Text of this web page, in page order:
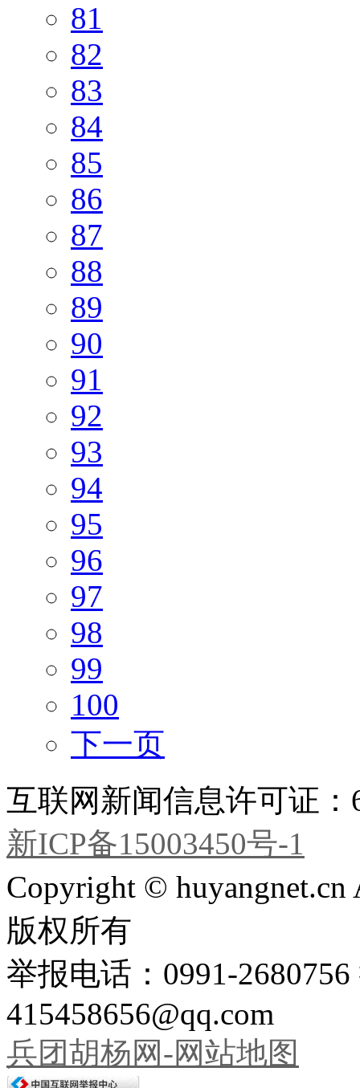
81
82
83
84
85
86
87
88
89
90
91
92
93
94
95
96
97
98
99
100
下一页
互联网新闻信息许可证：
新ICP备15003450号-1
Copyright ©
版权所有
举报电话：0991-
415458656@qq.com
兵团胡杨网-网站地图